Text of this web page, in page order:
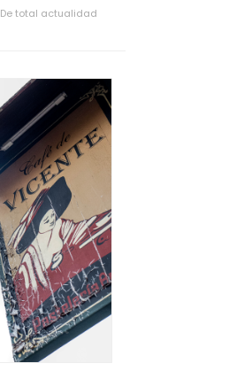
De total actualidad